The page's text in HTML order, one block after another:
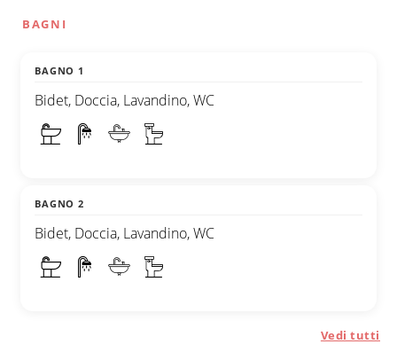
BAGNI
BAGNO 1
Bidet, Doccia, Lavandino, WC
BAGNO 2
Bidet, Doccia, Lavandino, WC
Vedi tutti